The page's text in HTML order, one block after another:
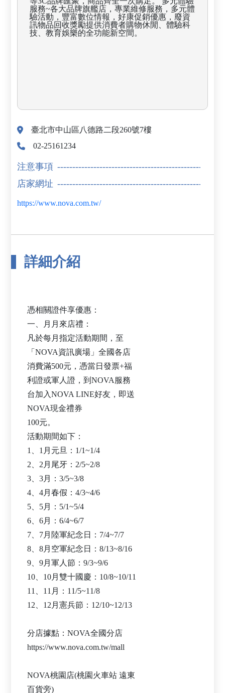
服務~各大品牌旗艦店，專業維修服務，多元體
驗活動，豐富數位情報，好康促銷優惠，廢資
訊物品回收獎勵提供消費者購物休閒、體驗科
技、教育娛樂的全功能新空間。
臺北市中山區八德路二段260號7樓
02-25161234
注意事項
店家網址
https://www.nova.com.tw/
詳細介紹
憑相關證件享優惠：
一、月月來店禮：
凡於每月指定活動期間，至
「NOVA資訊廣場」全國各店
消費滿500元，憑當日發票+福
利證或軍人證，到NOVA服務
台加入NOVA LINE好友，即送
NOVA現金禮券
100元。
活動期間如下：
1、1月元旦：1/1~1/4
2、2月尾牙：2/5~2/8
3、3月：3/5~3/8
4、4月春假：4/3~4/6
5、5月：5/1~5/4
6、6月：6/4~6/7
7、7月陸軍紀念日：7/4~7/7
8、8月空軍紀念日：8/13~8/16
9、9月軍人節：9/3~9/6
10、10月雙十國慶：10/8~10/11
11、11月：11/5~11/8
12、12月憲兵節：12/10~12/13
分店據點：NOVA全國分店
https://www.nova.com.tw/mall
NOVA桃園店(桃園火車站 遠東
百貨旁)